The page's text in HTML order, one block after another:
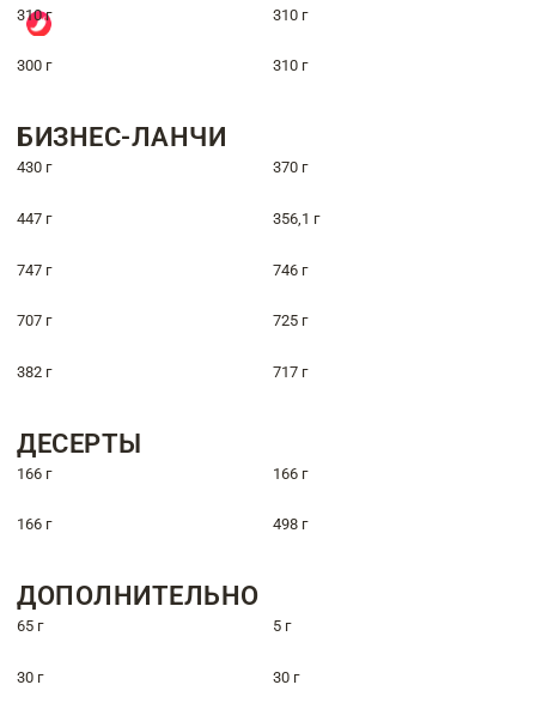
310 г 310 г
300 г 310 г
БИЗНЕС-ЛАНЧИ
430 г 370 г
447 г 356,1 г
747 г 746 г
707 г 725 г
382 г 717 г
ДЕСЕРТЫ
166 г 166 г
166 г 498 г
ДОПОЛНИТЕЛЬНО
65 г 5 г
30 г 30 г